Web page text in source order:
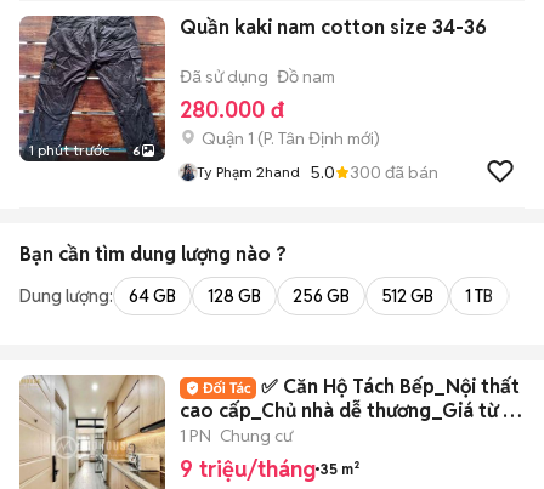
1 phút trước 6
Quần kaki nam cotton size 34-36
Đã sử dụng Đồ nam
280.000 đ
Quận 1 (P. Tân Định mới)
Ty Phạm 2hand 5.0 300 đã bán
Bạn cần tìm dung lượng nào ?
Dung lượng: 64 GB 128 GB 256 GB 512 GB 1 TB
✅ Căn Hộ Tách Bếp_Nội thất
cao cấp_Chủ nhà dễ thương_Giá từ 9-
13tr ✅
1 PN Chung cư
9 triệu/tháng 35 m²